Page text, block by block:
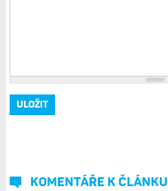
KOMENTÁŘE K ČLÁNKU